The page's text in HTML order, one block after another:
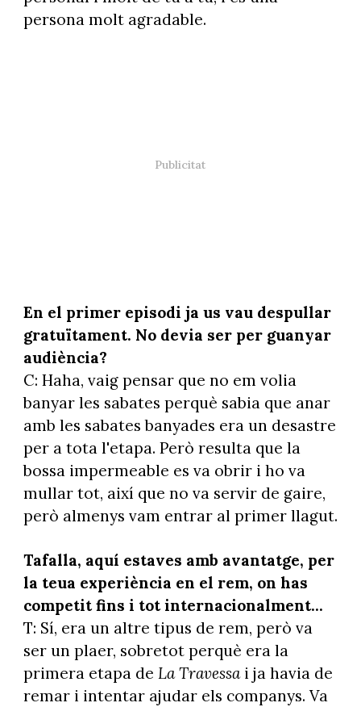
persona molt agradable.
En el primer episodi ja us vau despullar
gratuïtament. No devia ser per guanyar
audiència?
C: Haha, vaig pensar que no em volia
banyar les sabates perquè sabia que anar
amb les sabates banyades era un desastre
per a tota l'etapa. Però resulta que la
bossa impermeable es va obrir i ho va
mullar tot, així que no va servir de gaire,
però almenys vam entrar al primer llagut.
Tafalla, aquí estaves amb avantatge, per
la teua experiència en el rem, on has
competit fins i tot internacionalment...
T: Sí, era un altre tipus de rem, però va
ser un plaer, sobretot perquè era la
primera etapa de La Travessa i ja havia de
remar i intentar ajudar els companys. Va